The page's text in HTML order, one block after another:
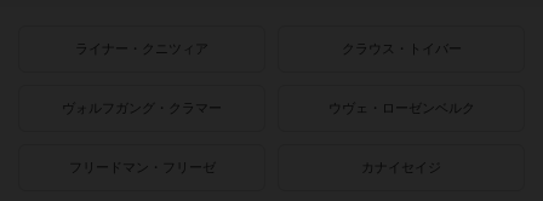
ライナー・クニツィア クラウス・トイバー
ヴォルフガング・クラマー ウヴェ・ローゼンベルク
フリードマン・フリーゼ カナイセイジ